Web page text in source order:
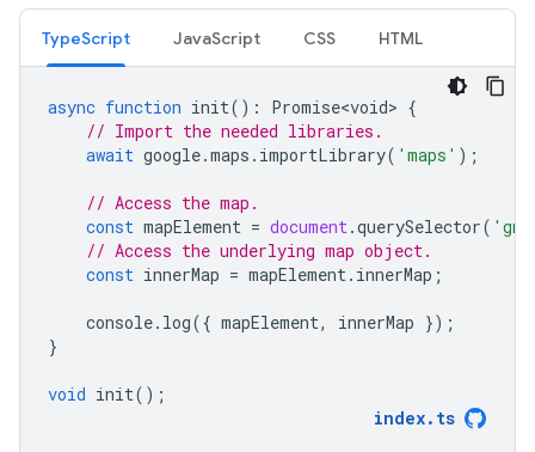
TypeScript JavaScript CSS HTML
async function init() : Promise<void> {
// Import the needed libraries.
await google.maps . importLibrary( 'maps' );
// Access the map.
const mapElement = document.querySelector(
// Access the underlying map object.
const innerMap = mapElement. innerMap ;
console. log({ mapElement, innerMap });
}
void init();
index. ts